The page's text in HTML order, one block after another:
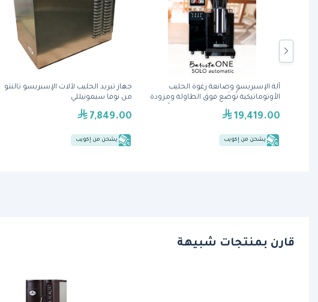
جهاز تبريد الحليب لآلات الإسبريسو تالنتو
من نوفا سيمونيللي
7,849.00
يشحن من إكويب
آلة الإسبريسو وصانعة رغوة الحليب
الأوتوماتيكية تُوضَع فوق الطاولة ومزودة
بثلاجة (باريستا وان سولو) من كب آند
تشينو
19,419.00
يشحن من إكويب
قارن بمنتجات شبيهة